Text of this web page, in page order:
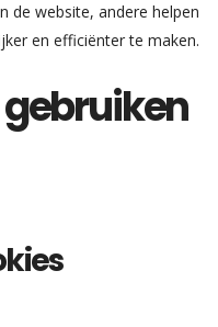
de website, andere helpen
en efficiënter te maken.